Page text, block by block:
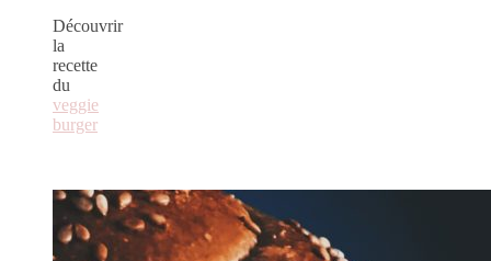
Découvrir
la
recette
du
veggie
burger